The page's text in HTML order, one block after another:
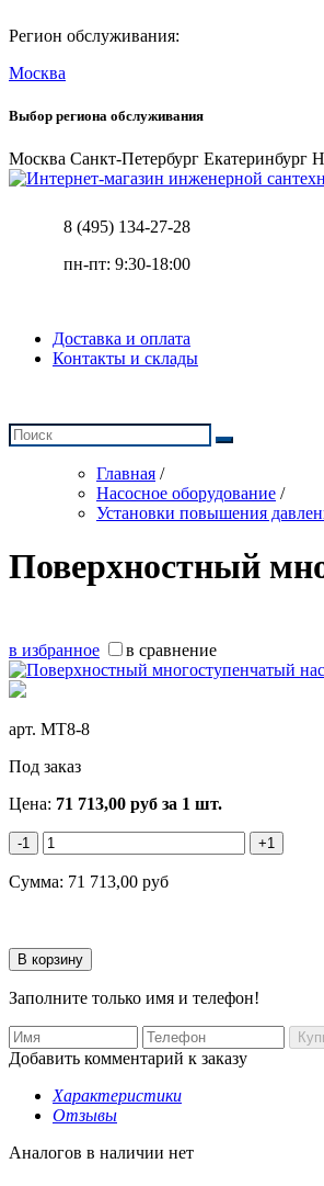
Регион обслуживания:
Москва
Выбор региона обслуживания
Москва Санкт-Петербург Екатеринбург
8 (495) 134-27-28
пн-пт: 9:30-18:00
Доставка и оплата
Контакты и склады
Главная /
Насосное оборудование /
Установки повышения
Поверхностный
в избранное в сравнение
арт. MT8-8
Под заказ
Цена: 71 713,00 руб за 1 шт.
-1 +1
Сумма: 71 713,00 руб
Заполните только имя и телефон!
Добавить комментарий к заказу
Характеристики
Отзывы
Аналогов в наличии нет